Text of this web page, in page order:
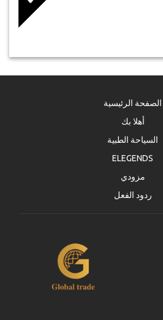
الصفحة الرئيسية
أهلا بك
السياحة الطبية
ELEGENDS
مزودي
ردود الفعل